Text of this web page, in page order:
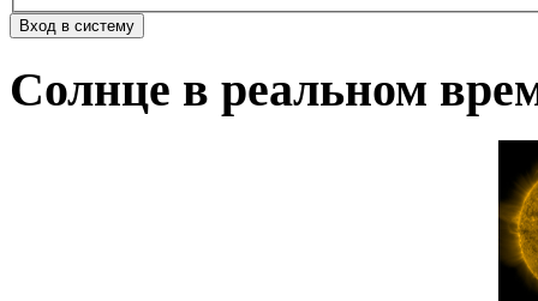
Солнце в реальном